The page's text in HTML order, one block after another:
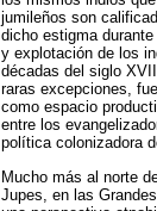
jumileños son
dicho estigma
y explotación de los
décadas del siglo
raras excepciones,
como espacio
entre los
política colonizadora
Mucho más al norte
Jupes, en las